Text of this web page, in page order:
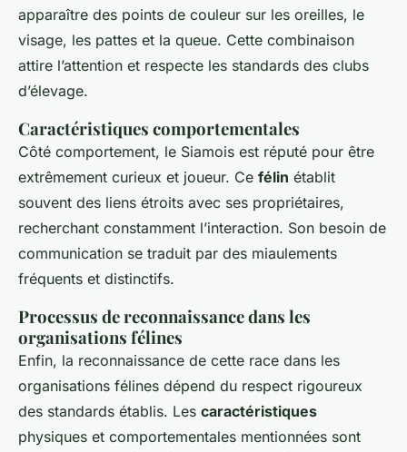
apparaître des points de couleur sur les oreilles, le
visage, les pattes et la queue. Cette combinaison
attire l’attention et respecte les standards des clubs
d’élevage.
Caractéristiques comportementales
Côté comportement, le Siamois est réputé pour être
extrêmement curieux et joueur. Ce félin établit
souvent des liens étroits avec ses propriétaires,
recherchant constamment l’interaction. Son besoin de
communication se traduit par des miaulements
fréquents et distinctifs.
Processus de reconnaissance dans les
organisations félines
Enfin, la reconnaissance de cette race dans les
organisations félines dépend du respect rigoureux
des standards établis. Les caractéristiques
physiques et comportementales mentionnées sont